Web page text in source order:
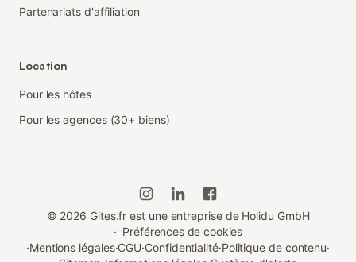
Partenariats d'affiliation
Location
Pour les hôtes
Pour les agences (30+ biens)
© 2026 Gites.fr est une entreprise de Holidu GmbH
· Préférences de cookies
·Mentions légales·CGU·Confidentialité·Politique de contenu·